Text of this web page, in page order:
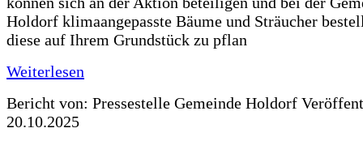
Holdorf klimaangepasste Bäume und Sträucher
diese auf Ihrem Grundstück zu pflan
Weiterlesen
Bericht von: Pressestelle Gemeinde Holdorf
20.10.2025